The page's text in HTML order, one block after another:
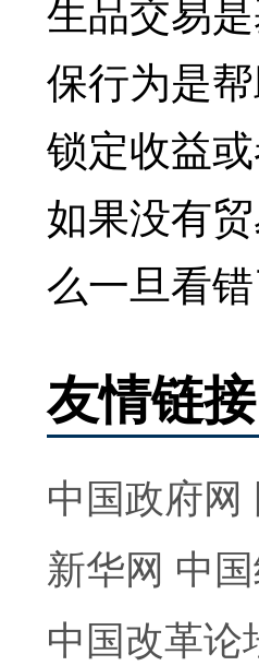
保行为是
锁定收益
如果没有
么一旦看
友情链
中国政府网
新华网 中
中国改革论